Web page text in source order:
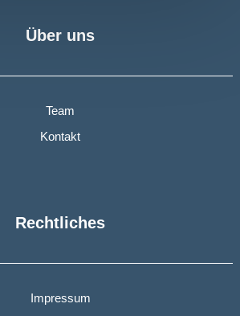
Über uns
Team
Kontakt
Rechtliches
Impressum